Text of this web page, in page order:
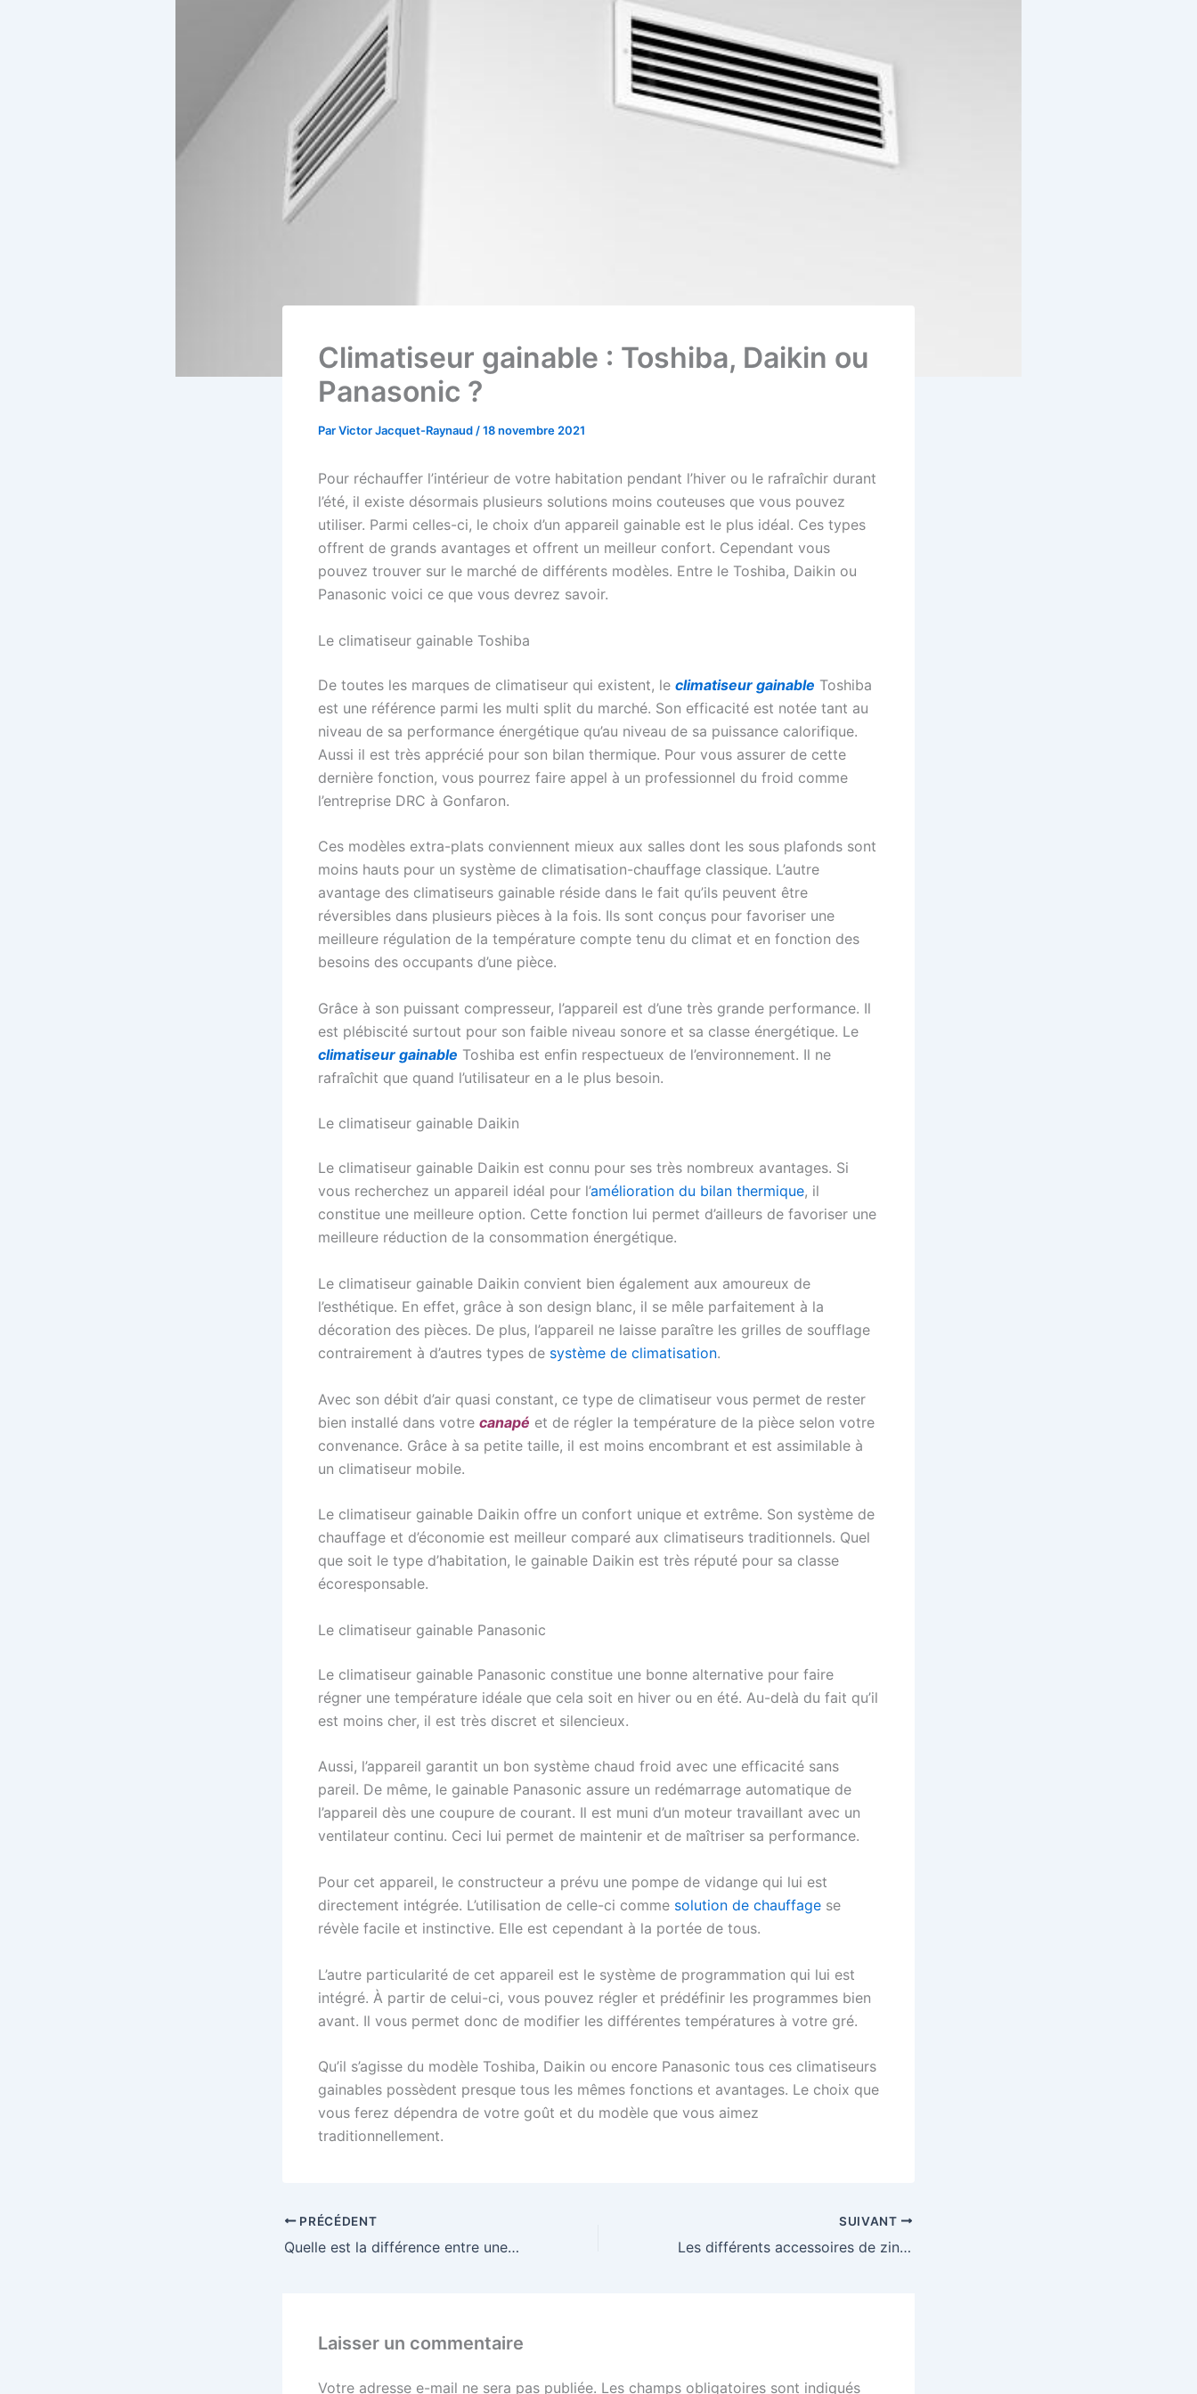
Climatiseur gainable : Toshiba, Daikin ou
Panasonic ?
ParVictor Jacquet-Raynaud /18 novembre 2021
Pour réchauffer l’intérieur de votre habitation pendant l’hiver ou le rafraîchir durant
l’été, il existe désormais plusieurs solutions moins couteuses que vous pouvez
utiliser. Parmi celles-ci, le choix d’un appareil gainable est le plus idéal. Ces types
offrent de grands avantages et offrent un meilleur confort. Cependant vous
pouvez trouver sur le marché de différents modèles. Entre le Toshiba, Daikin ou
Panasonic voici ce que vous devrez savoir.
Le climatiseur gainable Toshiba
De toutes les marques de climatiseur qui existent, le climatiseur gainable Toshiba
est une référence parmi les multi split du marché. Son efficacité est notée tant au
niveau de sa performance énergétique qu’au niveau de sa puissance calorifique.
Aussi il est très apprécié pour son bilan thermique. Pour vous assurer de cette
dernière fonction, vous pourrez faire appel à un professionnel du froid comme
l’entreprise DRC à Gonfaron.
Ces modèles extra-plats conviennent mieux aux salles dont les sous plafonds sont
moins hauts pour un système de climatisation-chauffage classique. L’autre
avantage des climatiseurs gainable réside dans le fait qu’ils peuvent être
réversibles dans plusieurs pièces à la fois. Ils sont conçus pour favoriser une
meilleure régulation de la température compte tenu du climat et en fonction des
besoins des occupants d’une pièce.
Grâce à son puissant compresseur, l’appareil est d’une très grande performance. Il
est plébiscité surtout pour son faible niveau sonore et sa classe énergétique. Le
climatiseur gainable Toshiba est enfin respectueux de l’environnement. Il ne
rafraîchit que quand l’utilisateur en a le plus besoin.
Le climatiseur gainable Daikin
Le climatiseur gainable Daikin est connu pour ses très nombreux avantages. Si
vous recherchez un appareil idéal pour l’amélioration du bilan thermique, il
constitue une meilleure option. Cette fonction lui permet d’ailleurs de favoriser une
meilleure réduction de la consommation énergétique.
Le climatiseur gainable Daikin convient bien également aux amoureux de
l’esthétique. En effet, grâce à son design blanc, il se mêle parfaitement à la
décoration des pièces. De plus, l’appareil ne laisse paraître les grilles de soufflage
contrairement à d’autres types de système de climatisation.
Avec son débit d’air quasi constant, ce type de climatiseur vous permet de rester
bien installé dans votre canapé et de régler la température de la pièce selon votre
convenance. Grâce à sa petite taille, il est moins encombrant et est assimilable à
un climatiseur mobile.
Le climatiseur gainable Daikin offre un confort unique et extrême. Son système de
chauffage et d’économie est meilleur comparé aux climatiseurs traditionnels. Quel
que soit le type d’habitation, le gainable Daikin est très réputé pour sa classe
écoresponsable.
Le climatiseur gainable Panasonic
Le climatiseur gainable Panasonic constitue une bonne alternative pour faire
régner une température idéale que cela soit en hiver ou en été. Au-delà du fait qu’il
est moins cher, il est très discret et silencieux.
Aussi, l’appareil garantit un bon système chaud froid avec une efficacité sans
pareil. De même, le gainable Panasonic assure un redémarrage automatique de
l’appareil dès une coupure de courant. Il est muni d’un moteur travaillant avec un
ventilateur continu. Ceci lui permet de maintenir et de maîtriser sa performance.
Pour cet appareil, le constructeur a prévu une pompe de vidange qui lui est
directement intégrée. L’utilisation de celle-ci comme solution de chauffage se
révèle facile et instinctive. Elle est cependant à la portée de tous.
L’autre particularité de cet appareil est le système de programmation qui lui est
intégré. À partir de celui-ci, vous pouvez régler et prédéfinir les programmes bien
avant. Il vous permet donc de modifier les différentes températures à votre gré.
Qu’il s’agisse du modèle Toshiba, Daikin ou encore Panasonic tous ces climatiseurs
gainables possèdent presque tous les mêmes fonctions et avantages. Le choix que
vous ferez dépendra de votre goût et du modèle que vous aimez
traditionnellement.
PRÉCÉDENT
Quelle est la différence entre une climatisation VRV et une climatisation DRV ?
SUIVANT
Les différents accessoires de zinguerie et leurs rôles respectifs
Laisser un commentaire
Votre adresse e-mail ne sera pas publiée. Les champs obligatoires sont indiqués